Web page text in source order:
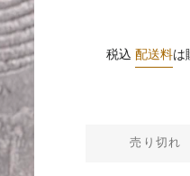
税込配送料は
売り切れ